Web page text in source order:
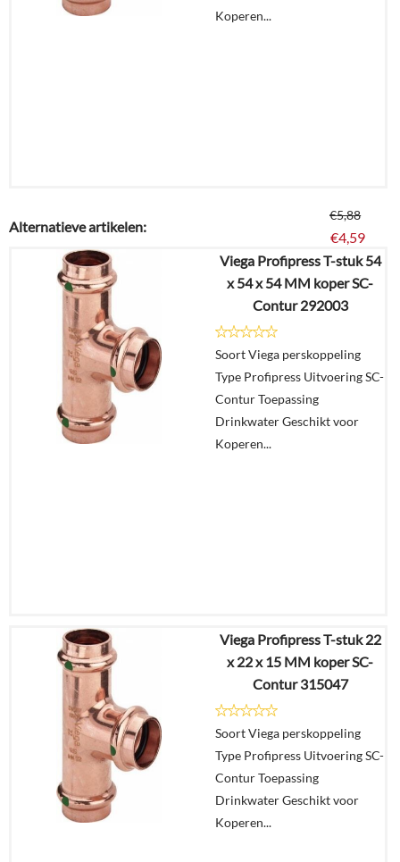
Koperen...
€5,88
€4,59
Details
winkelmand
Alternatieve artikelen:
Viega Profipress T-stuk 54
x 54 x 54 MM koper SC-
Contur 292003
Soort Viega perskoppeling
Type Profipress Uitvoering SC-
Contur Toepassing
Drinkwater Geschikt voor
Koperen...
€65,84
€51,36
In
Viega Profipress T-stuk 22
x 22 x 15 MM koper SC-
Contur 315047
Soort Viega perskoppeling
Type Profipress Uitvoering SC-
Contur Toepassing
Drinkwater Geschikt voor
Koperen...